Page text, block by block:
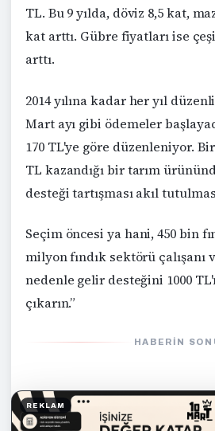
TL. Bu 9 yılda, döviz 8,5 kat,
kat arttı. Gübre fiyatları ise
arttı.
2014 yılına kadar her yıl
Mart ayı gibi ödemeler
170 TL'ye göre düzenleniyor.
TL kazandığı bir tarım
desteği tartışması akıl
Seçim öncesi ya hani, 450 bin
milyon fındık sektörü çalışanı
nedenle gelir desteğini 1000
çıkarın.”
HABERIN
REKLAM